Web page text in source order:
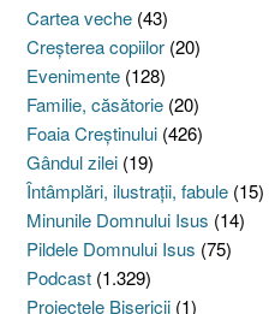
Cartea veche (43)
Creşterea copiilor (20)
Evenimente (128)
Familie, căsătorie (20)
Foaia Creştinului (426)
Gândul zilei (19)
Întâmplări, ilustraţii, fabule (15)
Minunile Domnului Isus (14)
Pildele Domnului Isus (75)
Podcast (1.329)
Proiectele Bisericii (1)